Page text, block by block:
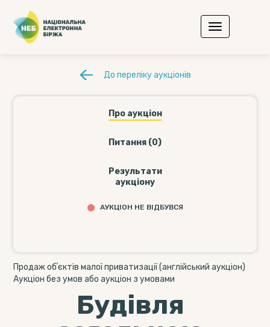
До переліку аукціонів
Про аукціон
Питання (0)
Результати
аукціону
АУКЦІОН НЕ ВІДБУВСЯ
Продаж обʼєктів малої приватизації (англійський аукціон)
Аукціон без умов або аукціон з умовами
Будівля